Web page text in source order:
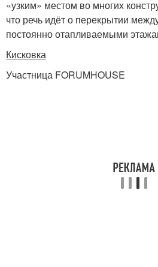
«узким» местом во многих
что речь идёт о перекрытии
постоянно отапливаемыми
Кисковка
Участница FORUMHOUSE